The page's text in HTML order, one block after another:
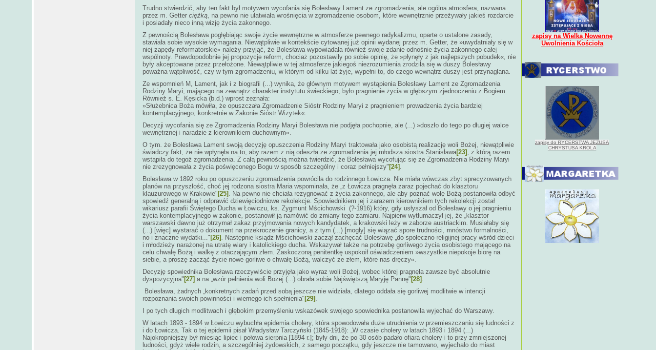
Trudno stwierdzić, aby ten fakt był motywem wycofania się Bolesławy Lament ze zgromadzenia, ale ogólna atmosfera, nazwana
przez m. Getter ciężką, na pewno nie ułatwiała wrośnięcia w zgromadzenie osobom, które wewnętrznie przeżywały jakieś rozdarcie
i posiadały nieco inną wizję życia zakonnego.
Z pewnością Bolesława pogłębiając swoje życie wewnętrzne w atmosferze pewnego radykalizmu, oparte o ustalone zasady,
stawiała sobie wysokie wymagania. Niewątpliwie w kontekście cytowanej już opinii wydanej przez m. Getter, że »uwydatniały się w
niej zapędy reformatorskie« należy przyjąć, że Bolesława wypowiadała również swoje zdanie odnośnie życia zakonnego całej
wspólnoty. Prawdopodobnie jej propozycje reform, chociaż pozostawiły po sobie opinię, że »płynęły z jak najlepszych pobudek«, nie
były akceptowane przez przełożone. Niewątpliwie w tej atmosferze jakiegoś niezrozumienia zrodziła się w duszy Bolesławy
poważna wątpliwość, czy w tym zgromadzeniu, w którym od kilku lat żyje, wypełni to, do czego wewnątrz duszy jest przynaglana.
Ze wspomnień M, Lament, jak i z biografii (...) wynika, że głównym motywem wystąpienia Bolesławy Lament ze Zgromadzenia
Rodziny Maryi, mającego na zewnątrz charakter instytutu świeckiego, było pragnienie życia w głębszym zjednoczeniu z Bogiem.
Również s. E. Kęsicka (b.d.) wprost zeznała:
»Służebnica Boża mówiła, że opuszczała Zgromadzenie Sióstr Rodziny Maryi z pragnieniem prowadzenia życia bardziej
kontemplacyjnego, konkretnie w Zakonie Sióstr Wizytek«.
Decyzji wycofania się ze Zgromadzenia Rodziny Maryi Bolesława nie podjęła pochopnie, ale (...) »doszło do tego po długiej walce
wewnętrznej i naradzie z kierownikiem duchownym«.
O tym. że Bolesława Lament swoją decyzję opuszczenia Rodziny Maryi traktowała jako osobistą realizację woli Bożej, niewątpliwie
świadczy fakt, że nie wpłynęła na to, aby razem z nią odeszła ze zgromadzenia jej młodsza siostra Stanisława[23], z którą razem
wstąpiła do tegoż zgromadzenia. Z całą pewnością można twierdzić, że Bolesława wycofując się ze Zgromadzenia Rodziny Maryi
nie zrezygnowała z życia poświęconego Bogu w sposób szczególny i coraz pełniejszy"[24].
Bolesława w 1892 roku po opuszczeniu zgromadzenia powróciła do rodzinnego Łowicza. Nie miała wówczas zbyt sprecyzowanych
planów na przyszłość, choć jej rodzona siostra Maria wspominała, że „z Łowicza pragnęła zaraz pojechać do klasztoru
klauzurowego w Krakowie"[25]. Na pewno nie chciała rezygnować z życia zakonnego, ale aby poznać wolę Bożą postanowiła odbyć
spowiedź generalną i odprawić dziewięciodniowe rekolekcje. Spowiednikiem jej i zarazem kierownikiem tych rekolekcji został
wikariusz parafii Świętego Ducha w Łowiczu, ks. Zygmunt Mścichowski (?-1916) który, gdy usłyszał od Bolesławy o jej pragnieniu
życia kontemplacyjnego w zakonie, postanowił ją namówić do zmiany tego zamiaru. Najpierw wytłumaczył jej, że „klasztor
warszawski dawno już otrzymał zakaz przyjmowania nowych kandydatek, a krakowski leży w zaborze austriackim. Musiałaby się
(...) [więc] wystarać o dokument na przekroczenie granicy, a z tym (...) [mogły] się wiązać spore trudności, mnóstwo formalności,
no i znaczne wydatki..."[26]. Następnie ksiądz Mścichowski zaczął zachęcać Bolesławę „do społeczno-religijnej pracy wśród dzieci
i młodzieży narażonej na utratę wiary i katolickiego ducha. Wskazywał także na potrzebę gorliwego życia osobistego mającego na
celu chwałę Bożą i walkę z otaczającym złem. Zaskoczoną penitentkę uspokoił oświadczeniem »wszystkie niepokoje biorę na
siebie, a proszę zacząć życie nowe gorliwe o chwałę Bożą, walczyć ze złem, które nas dręczy«.
Decyzję spowiednika Bolesława rzeczywiście przyjęła jako wyraz woli Bożej, wobec której pragnęła zawsze być absolutnie
dyspozycyjna"[27]a na „wzór pełnienia woli Bożej (...) obrała sobie Najświętszą Maryję Pannę"[28].
Bolesława, żadnych „konkretnych zadań przed sobą jeszcze nie widziała, dlatego oddała się gorliwej modlitwie w intencji
rozpoznania swoich powinności i wiernego ich spełnienia"[29].
I po tych długich modlitwach i głębokim przemyśleniu wskazówek swojego spowiednika postanowiła wyjechać do Warszawy.
W latach 1893 - 1894 w Łowiczu wybuchła epidemia cholery, która spowodowała duże utrudnienia w przemieszczaniu się ludności z
i do Łowicza. Tak o tej epidemii pisał Władysław Tarczyński (1845-1918): „W czasie cholery w latach 1893 i 1894 (...)
Najokropniejszy był miesiąc lipiec i połowa sierpnia [1894 r.]; były dni, że po 30 osób padało ofiarą cholery i to przy zmniejszonej
ludności, gdyż wiele rodzin, a szczególniej żydowskich, z samego początku, gdy jeszcze nie tamowano, wyjechało do miast
zapisy na Wielką Nowennę
Uwolnienia Kościoła
zapisy do RYCERSTWA JEZUSA
CHRYSTUSA KRÓLA